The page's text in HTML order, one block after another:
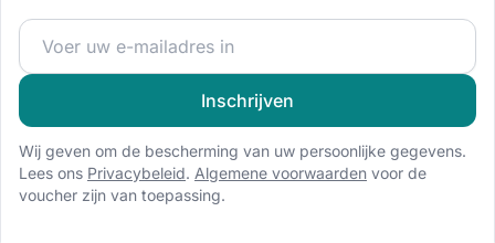
Britse Virgin-eilanden
Populaire Bestemmingen
Palermo
Split
Word lid van onze zeilgemeenschap en ontvang
Inschrijven
Wij geven om de bescherming van uw persoonlijke gegevens.
Lees ons Privacybeleid. Algemene voorwaarden voor de
voucher zijn van toepassing.